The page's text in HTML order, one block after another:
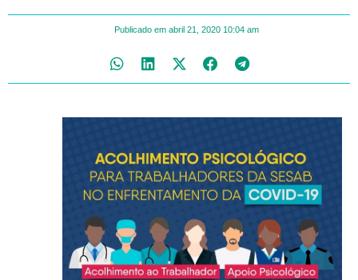
Publicado em abril 21, 2020 10:04 am